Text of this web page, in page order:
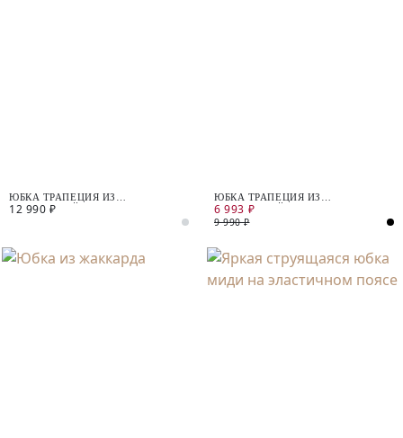
ЮБКА ТРАПЕЦИЯ ИЗ
КОСТЮМНОЙ ТКАНИ
12 990 ₽
ЮБКА ТРАПЕЦИЯ ИЗ
КОСТЮМНОЙ ТКАНИ
6 993 ₽
9 990 ₽